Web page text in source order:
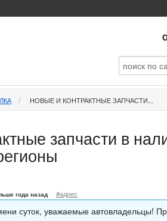
НОВЫЕ И КОНТРАКТНЫЕ ЗАПЧАСТИ...
запчасти в
года назад #адрес
суток, уважаемые автовладельцы!